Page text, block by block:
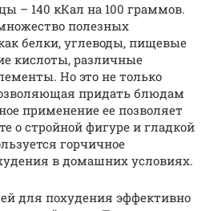
– 140 кКал на 100 граммов.
полезных
белки, углеводы, пищевые
кислоты, различные
Но это не только
придать блюдам
применение ее позволяет
о стройной фигуре и гладкой
горчичное
в домашних условиях.
для похудения эффективно